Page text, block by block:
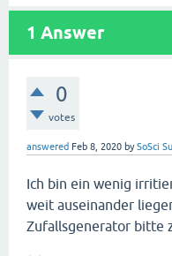
1 Answer
0
votes
answered Feb 8, 2020 bySoSci
Ich bin ein wenig
weit auseinander
Zufallsgenerator bitte